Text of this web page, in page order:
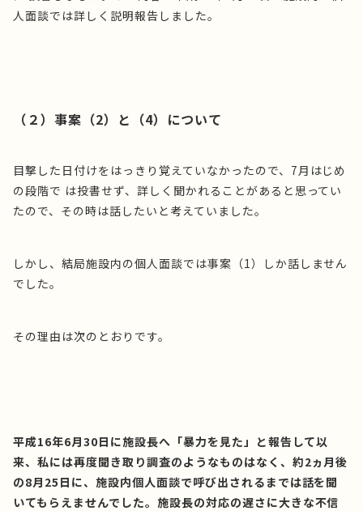
人面談では詳しく説明報告しました。
（２）事案（2）と（4）について
目撃した日付けをはっきり覚えていなかったので、7月はじめ
の段階で は投書せず、詳しく聞かれることがあると思ってい
たので、その時は話したいと考えていました。
しかし、結局施設内の個人面談では事案（1）しか話しません
でした。
その理由は次のとおりです。
平成16年6月30日に施設長へ「暴力を見た」と報告して以
来、私には再度聞き取り調査のようなものはなく、約2ヵ月後
の8月25日に、施設内個人面談で呼び出されるまでは話を聞
いてもらえませんでした。施設長の対応の遅さに大きな不信